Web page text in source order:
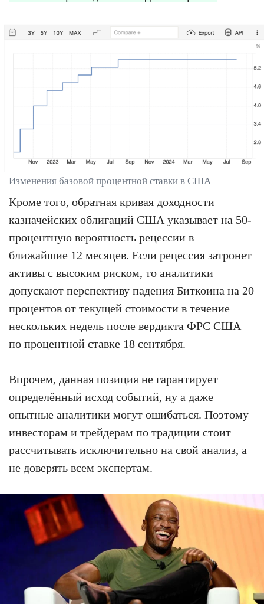
Изменения базовой процентной ставки в США
Кроме того, обратная кривая доходности
казначейских облигаций США указывает на 50-
процентную вероятность рецессии в
ближайшие 12 месяцев. Если рецессия затронет
активы с высоким риском, то аналитики
допускают перспективу падения Биткоина на 20
процентов от текущей стоимости в течение
нескольких недель после вердикта ФРС США
по процентной ставке 18 сентября.
Впрочем, данная позиция не гарантирует
определённый исход событий, ну а даже
опытные аналитики могут ошибаться. Поэтому
инвесторам и трейдерам по традиции стоит
рассчитывать исключительно на свой анализ, а
не доверять всем экспертам.